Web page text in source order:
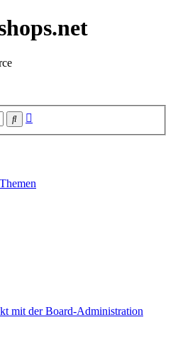
Suche
mit der Board-Administration